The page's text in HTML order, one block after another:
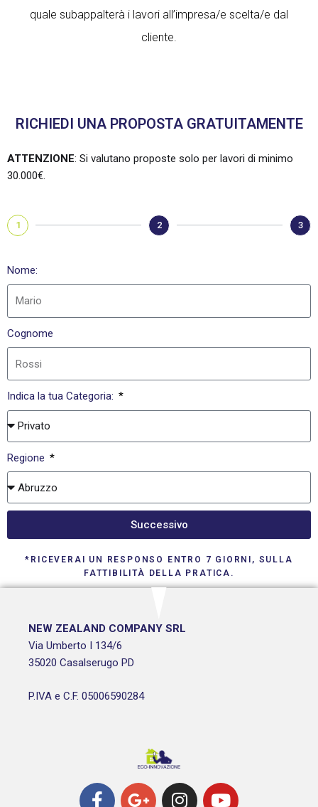
quale subappalterà i lavori all’impresa/e scelta/e dal
cliente.
RICHIEDI UNA PROPOSTA GRATUITAMENTE
ATTENZIONE: Si valutano proposte solo per lavori di minimo
30.000€.
1 2 3
Nome:
Cognome
Indica la tua Categoria:
Regione
Successivo
*RICEVERAI UN RESPONSO ENTRO 7 GIORNI, SULLA
FATTIBILITÀ DELLA PRATICA.
NEW ZEALAND COMPANY SRL
Via Umberto I 134/6
35020 Casalserugo PD
P.IVA e C.F. 05006590284